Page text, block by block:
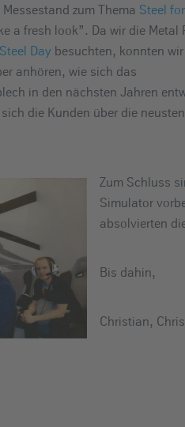
zum Thema Steel
a fresh look”. Da wir die Metal
Steel Day besuchten, konnten wir
anhören, wie sich das
in den nächsten Jahren
die Kunden über die
Zum Schluss
Simulator
absolvierten
Bis dahin,
Christian,